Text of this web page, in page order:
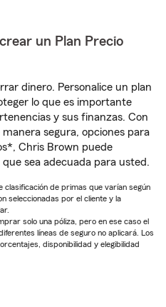
un Plan Precio
dinero. Personalice un plan
lo que es importante
y sus finanzas. Con
segura, opciones para
Chris Brown puede
sea adecuada para usted.
de primas que varían según
seleccionadas por el cliente y la
solo una póliza, pero en ese caso el
líneas de seguro no aplicará. Los
disponibilidad y elegibilidad